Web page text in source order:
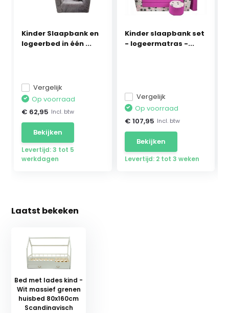
Kinder Slaapbank en
logeerbed in één ...
Vergelijk
Op voorraad
€ 62,95 Incl. btw
Bekijken
Levertijd: 3 tot 5
werkdagen
Kinder slaapbank set
- logeermatras -...
Vergelijk
Op voorraad
€ 107,95 Incl. btw
Bekijken
Levertijd: 2 tot 3 weken
Laatst bekeken
Bed met lades kind -
Wit massief grenen
huisbed 80x160cm
Scandinavisch